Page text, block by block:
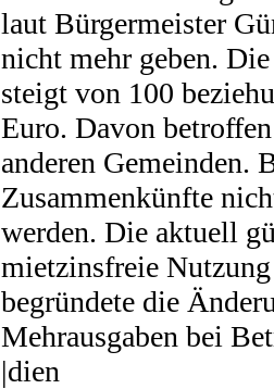
laut Bürgermeister
nicht mehr geben.
steigt von 100
Euro. Davon
anderen Gemeinden.
Zusammenkünfte
werden. Die aktuell
mietzinsfreie
begründete die
Mehrausgaben bei
|dien